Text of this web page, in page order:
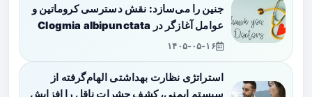
جنین را می‌سازد: نقش دسترسی کروماتین و
عوامل آغازگر در Clogmia albipunctata
۱۴۰۵-۰۵-۱۶
استراتژی نظارت بهداشتی الهام‌گرفته از